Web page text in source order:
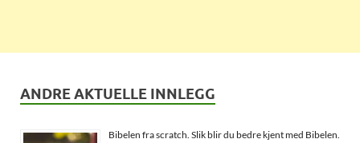
ANDRE AKTUELLE INNLEGG
Bibelen fra scratch. Slik blir du bedre kjent med Bibelen.